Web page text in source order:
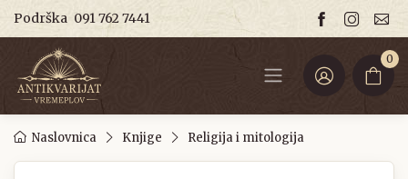
Podrška 091 762 7441
0
Naslovnica Knjige Religija i mitologija